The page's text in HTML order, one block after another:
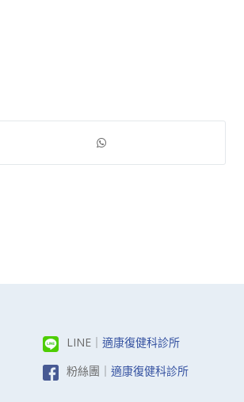
LINE｜適康復健科診所
粉絲團｜適康復健科診所